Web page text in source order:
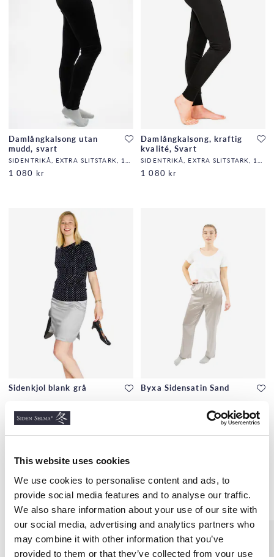
This website uses cookies
We use cookies to personalise content and ads, to
provide social media features and to analyse our traffic.
We also share information about your use of our site with
our social media, advertising and analytics partners who
may combine it with other information that you’ve
provided to them or that they’ve collected from your use
Damlångkalsong utan
mudd, svart
1 080 kr
Damlångkalsong, kraftig
kvalité, Svart
1 080 kr
Sidenkjol blank grå
400 kr
Byxa Sidensatin Sand
Liknande produkter